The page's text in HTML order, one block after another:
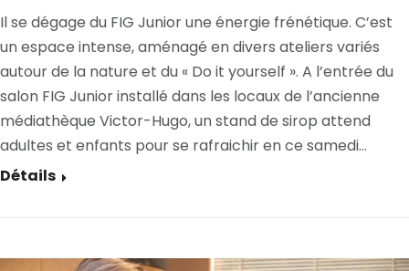
Il se dégage du FIG Junior une énergie frénétique. C’est
un espace intense, aménagé en divers ateliers variés
autour de la nature et du « Do it yourself ». A l’entrée du
salon FIG Junior installé dans les locaux de l’ancienne
médiathèque Victor-Hugo, un stand de sirop attend
adultes et enfants pour se rafraichir en ce samedi…
Détails